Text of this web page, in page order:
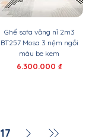
Ghế sofa văng nỉ 2m3
BT257 Mosa 3 nệm ngồi
màu be kem
Giá
6.300.000 ₫
17